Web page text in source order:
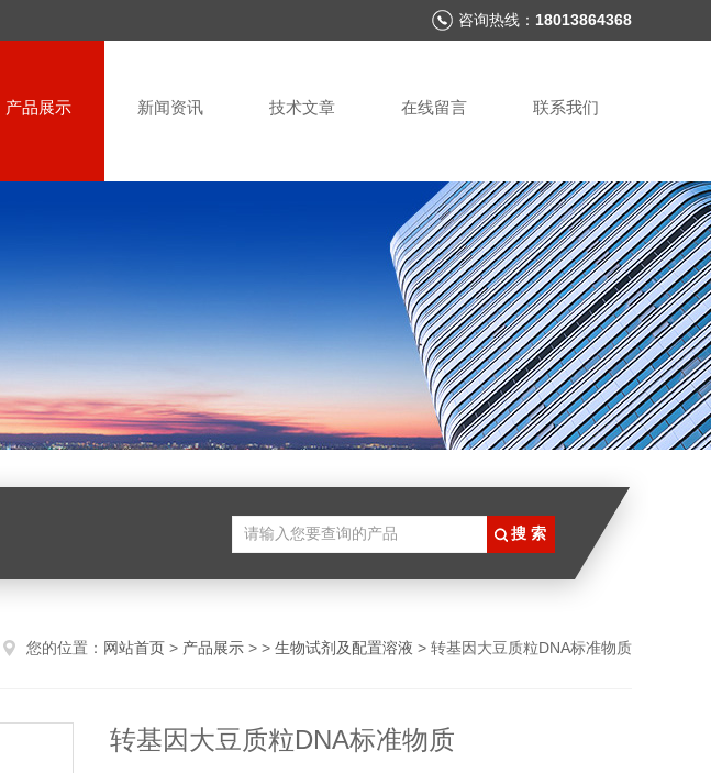
咨询热线： 18013864368
产品展示 新闻资讯 技术文章 在线留言 联系我们
您的位置： 网站首页 > 产品展示 > > 生物试剂及配置溶液 > 转基因大豆质粒DNA标准物质
转基因大豆质粒DNA标准物质